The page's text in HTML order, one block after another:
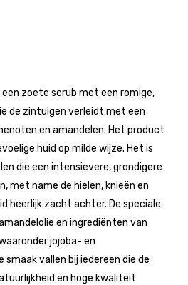
een zoete scrub met een romige,
de zintuigen verleidt met een
en amandelen. Het product
huid op milde wijze. Het is
die een intensievere, grondigere
met name de hielen, knieën en
heerlijk zacht achter. De speciale
en ingrediënten van
jojoba- en
smaak vallen bij iedereen die de
en hoge kwaliteit